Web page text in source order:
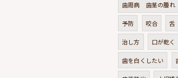
歯周病 歯茎の腫
予防 咬合 舌
治し方 口が乾く
歯を白くしたい